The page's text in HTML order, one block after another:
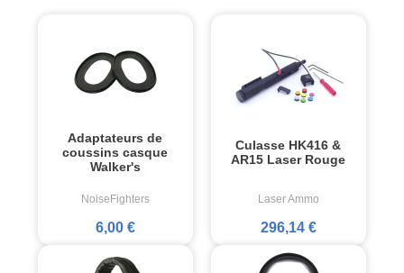
Adaptateurs de
coussins casque
Walker's
NoiseFighters
6,00 €
Culasse HK416 &
AR15 Laser Rouge
Laser Ammo
296,14 €